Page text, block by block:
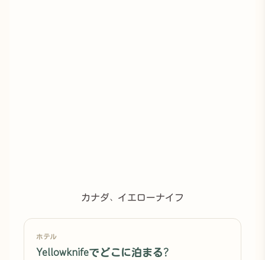
カナダ、イエローナイフ
ホテル
Yellowknifeでどこに泊まる?